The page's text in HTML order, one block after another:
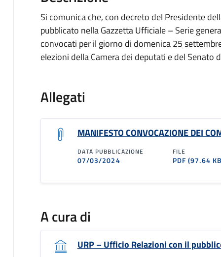
Si comunica che, con decreto del Presidente
pubblicato nella Gazzetta Ufficiale – Serie
convocati per il giorno di domenica 25
elezioni della Camera dei deputati e del Senato
Allegati
MANIFESTO CONVOCAZIONE DEI
DATA PUBBLICAZIONE
07/03/2024
FILE
PDF(97.64
A cura di
URP – Ufficio Relazioni con il